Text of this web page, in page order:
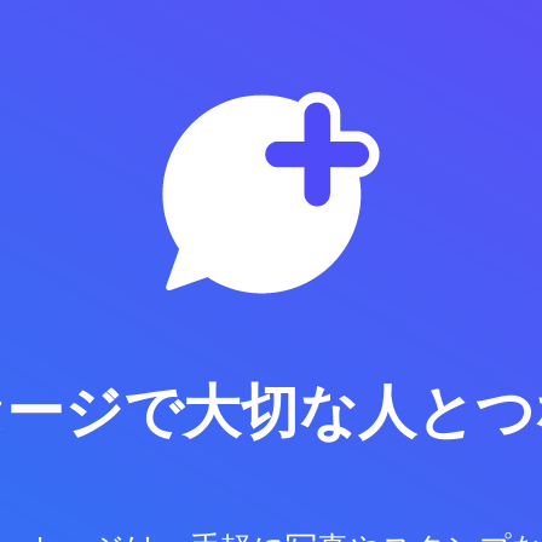
ジで大切な人と